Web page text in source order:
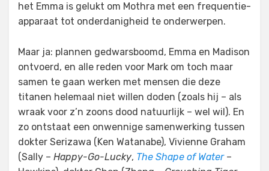
het Emma is gelukt om Mothra met een frequentie-
apparaat tot onderdanigheid te onderwerpen.
Maar ja: plannen gedwarsboomd, Emma en Madison
ontvoerd, en alle reden voor Mark om toch maar
samen te gaan werken met mensen die deze
titanen helemaal niet willen doden (zoals hij – als
wraak voor z’n zoons dood natuurlijk – wel wil). En
zo ontstaat een onwennige samenwerking tussen
dokter Serizawa (Ken Watanabe), Vivienne Graham
(Sally – Happy-Go-Lucky, The Shape of Water –